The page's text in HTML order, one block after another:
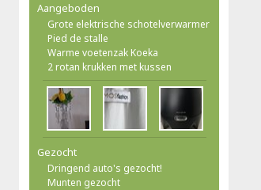
Aangeboden
Grote elektrische schotelverwarmer
Pied de stalle
Warme voetenzak Koeka
2 rotan krukken met kussen
Gezocht
Dringend auto's gezocht!
Munten gezocht